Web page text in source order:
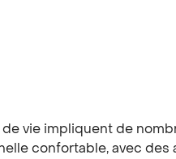
vie impliquent de
confortable, avec des